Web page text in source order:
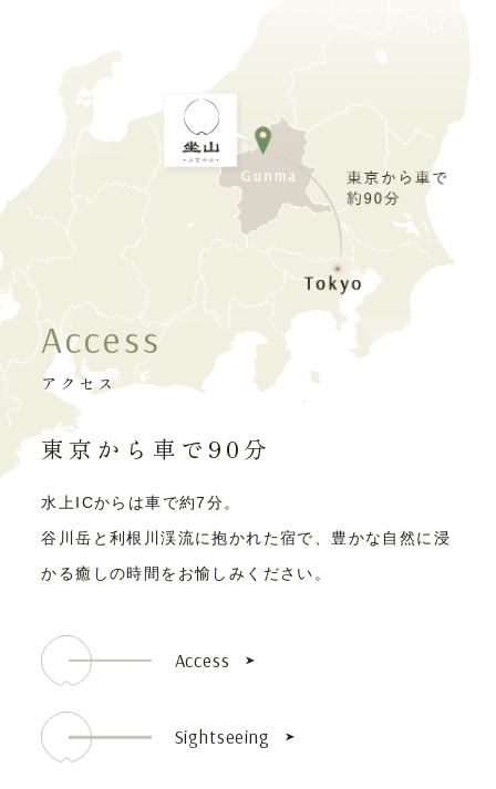
Access
アクセス
東京から車で90分
水上ICからは車で約7分。
谷川岳と利根川渓流に抱かれた宿で、豊かな自然に浸
かる癒しの時間をお愉しみください。
Access
Sightseeing
坐山-みなかみ-の過ごし方